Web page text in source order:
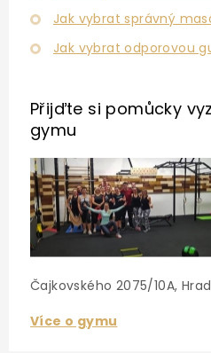
Jak vybrat správný
Jak vybrat odporovou
Přijďte si pomůcky
gymu
Čajkovského 2075/10A,
Více o gymu